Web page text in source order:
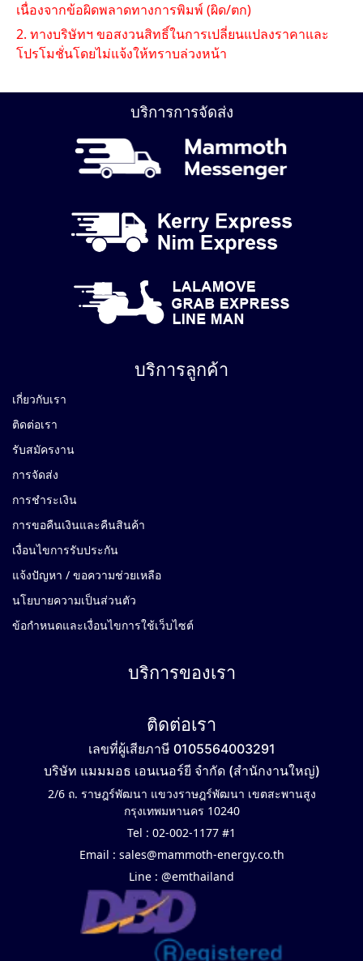
เนื่องจากข้อผิดพลาดทางการพิมพ์ (ผิด/ตก)
2. ทางบริษัทฯ ขอสงวนสิทธิ์ในการเปลี่ยนแปลงราคาและ
โปรโมชั่นโดยไม่แจ้งให้ทราบล่วงหน้า
บริการการจัดส่ง
บริการลูกค้า
เกี่ยวกับเรา
ติดต่อเรา
รับสมัครงาน
การจัดส่ง
การชำระเงิน
การขอคืนเงินและคืนสินค้า
เงื่อนไขการรับประกัน
แจ้งปัญหา / ขอความช่วยเหลือ
นโยบายความเป็นส่วนตัว
ข้อกำหนดและเงื่อนไขการใช้เว็บไซต์
บริการของเรา
ติดต่อเรา
เลขที่ผู้เสียภาษี 0105564003291
บริษัท แมมมอธ เอนเนอร์ยี จำกัด (สำนักงานใหญ่)
2/6 ถ. ราษฎร์พัฒนา แขวงราษฎร์พัฒนา เขตสะพานสูง
กรุงเทพมหานคร 10240
Tel : 02-002-1177 #1
Email : sales@mammoth-energy.co.th
Line : @emthailand